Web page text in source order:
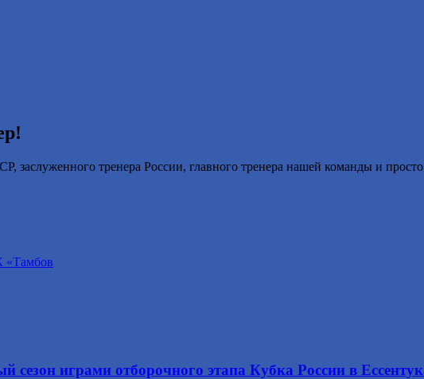
заслуженного тренера России, главного тренера нашей команды и
«Тамбов
играми отборочного этапа Кубка России в